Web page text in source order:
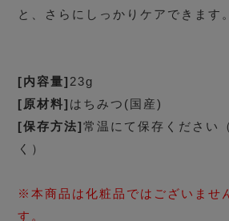
と、さらにしっかりケアできます。
[内容量] 23g
[原材料] はちみつ(国産)
[保存方法]常温にて保存ください
く）
※本商品は化粧品ではございませ
す。